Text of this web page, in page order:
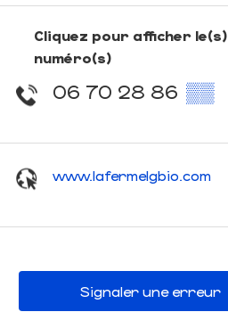
Cliquez pour afficher le(s)
numéro(s)
06 70 28 86 ▒▒
www.lafermelgbio.com
Signaler une erreur